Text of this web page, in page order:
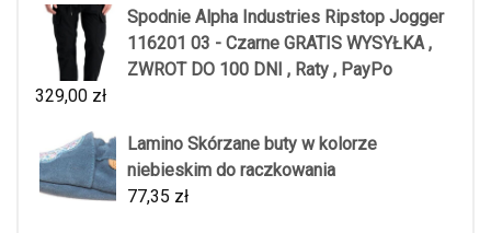
Spodnie Alpha Industries Ripstop Jogger
116201 03 - Czarne GRATIS WYSYŁKA ,
ZWROT DO 100 DNI , Raty , PayPo
329,00 zł
Lamino Skórzane buty w kolorze
niebieskim do raczkowania
77,35 zł